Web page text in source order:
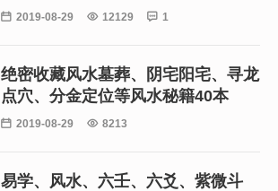
集等古籍珍本
 2019-08-29  12129  1
绝密收藏风水墓葬、阴宅阳宅、寻龙
点穴、分金定位等风水秘籍40本
 2019-08-29  8213
易学、风水、六壬、六爻、紫微斗